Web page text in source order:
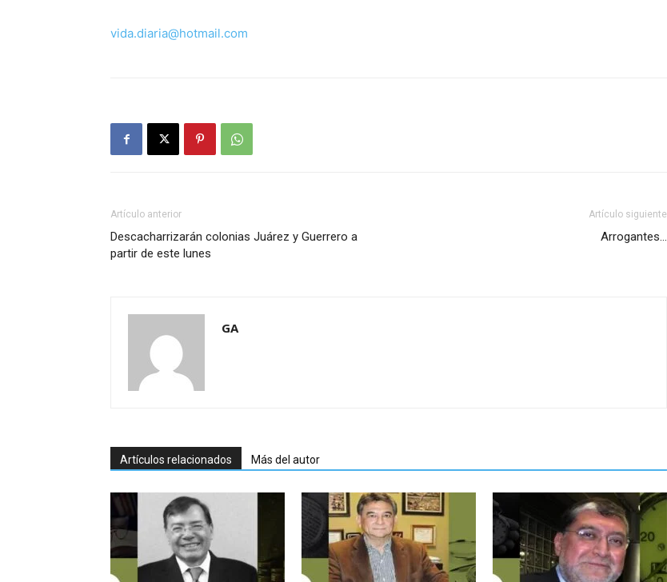
vida.diaria@hotmail.com
Artículo anterior
Descacharrizarán colonias Juárez y Guerrero a
partir de este lunes
Artículo siguiente
Arrogantes…
GA
Artículos relacionados Más del autor